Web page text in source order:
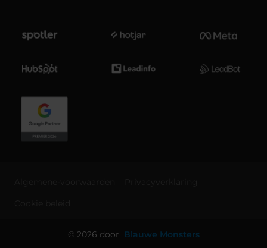
© 2026 door Blauwe Monsters